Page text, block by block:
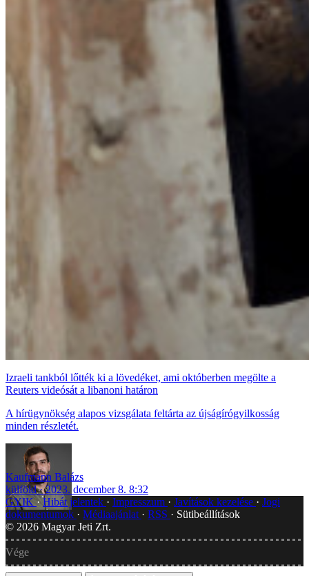
Izraeli tankból lőtték ki a lövedéket, ami októberben megölte a
Reuters videósát a libanoni határon
A hírügynökség alapos vizsgálata feltárta az újságírógyilkosság
minden részletét.
Kaufmann Balázs
külföld
2023. december 8. 8:32
GYIK
Hibát jelentek Impresszum Javítások kezelése
Jogi
dokumentumok
Médiaajánlat RSS
Sütibeállítások
© 2026 Magyar Jeti Zrt.
Vége